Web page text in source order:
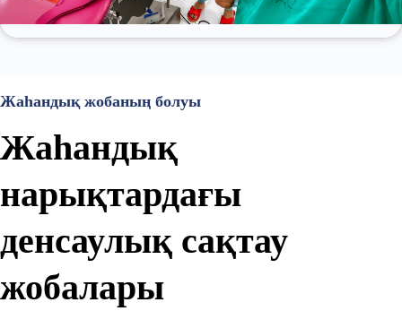
Жаһандық жобаның болуы
Жаһандық
нарықтардағы
денсаулық сақтау
жобалары